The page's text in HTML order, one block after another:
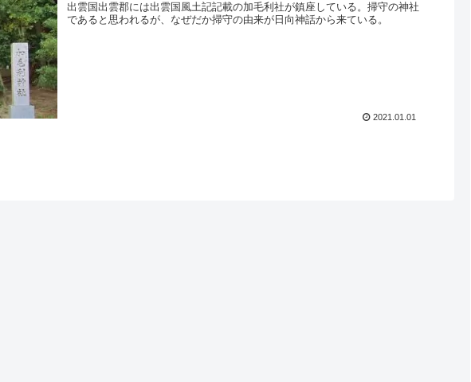
出雲国出雲郡には出雲国風土記記載の加毛利社が鎮座している。掃守の神社
であると思われるが、なぜだか掃守の由来が日向神話から来ている。
2021.01.01